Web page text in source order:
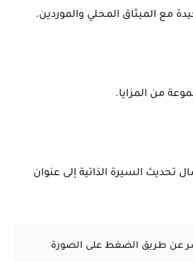
مع الميثاق المحلي والموردين.
من المزايا.
تحديث السيرة الذاتية إلى عنوان
عن طريق الضغط على الصورة